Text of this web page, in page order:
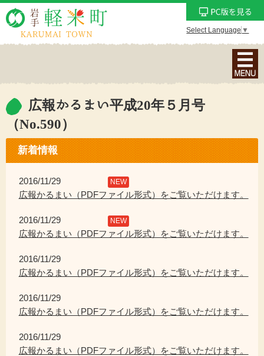
Select Language ▼
ナ
ビ
ン
メ
表
広報かるまい平成20年５月号
（No.590）
新着情報
2016/11/29 NEW
広報かるまい（PDFファイル形式）をご覧いただけます。
2016/11/29 NEW
広報かるまい（PDFファイル形式）をご覧いただけます。
2016/11/29
広報かるまい（PDFファイル形式）をご覧いただけます。
2016/11/29
広報かるまい（PDFファイル形式）をご覧いただけます。
2016/11/29
広報かるまい（PDFファイル形式）をご覧いただけます。